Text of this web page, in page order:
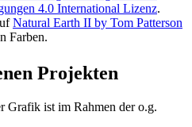
4.0 International Lizenz.
Natural Earth II by Tom Patterson
Farben.
Projekten
Grafik ist im Rahmen der o.g.